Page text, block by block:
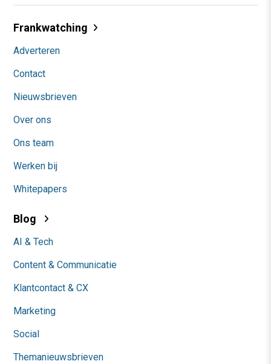
Frankwatching
Adverteren
Contact
Nieuwsbrieven
Over ons
Ons team
Werken bij
Whitepapers
Blog
AI & Tech
Content & Communicatie
Klantcontact & CX
Marketing
Social
Themanieuwsbrieven